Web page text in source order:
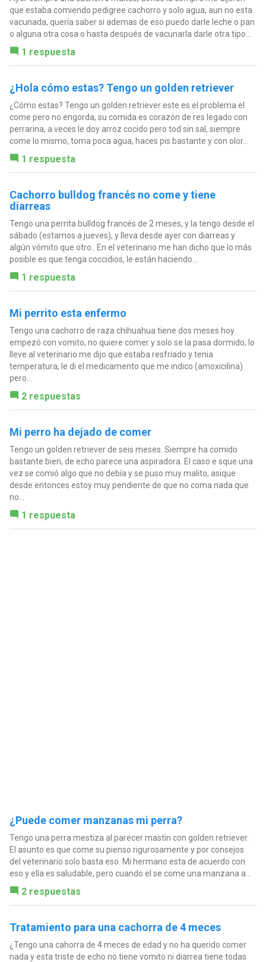
que estaba comiendo pedigree cachorro y solo agua, aun no esta
vacunada, quería saber si ademas de eso puedo darle leche o pan
o alguna otra cosa o hasta después de vacunarla darle otra tipo...
1 respuesta
¿Hola cómo estas? Tengo un golden retriever
¿Cómo estas? Tengo un golden retriever este es el problema el
come pero no engorda, su comida es corazón de res legado con
perrarina, a veces le doy arroz cocido pero tod sin sal, siempre
come lo mismo, toma poca agua, haces pis bastante y con olor...
1 respuesta
Cachorro bulldog francés no come y tiene
diarreas
Tengo una perrita bulldog francés de 2 meses, y la tengo desde el
sábado (estamos a jueves), y lleva desde ayer con diarreas y
algún vómito que otro.. En el veterinario me han dicho que lo más
posible es que tenga coccidios, le están haciendo...
1 respuesta
Mi perrito esta enfermo
Tengo una cachorro de raza chihuahua tiene dos meses hoy
empezó con vomito, no quiere comer y solo se la pasa dormido, lo
lleve al veterinario me dijo que estaba resfriado y tenia
temperatura, le di el medicamento que me indico (amoxicilina)
pero...
2 respuestas
Mi perro ha dejado de comer
Tengo un golden retriever de seis meses. Siempre ha comido
bastante bien, de echo parece una aspiradora. El caso e sque una
vez se comió algo que no debía y se puso muy malito, asique
desde entonces estoy muy pendiente de que no coma nada que
no...
1 respuesta
¿Puede comer manzanas mi perra?
Tengo una perra mestiza al parecer mastín con golden retriever.
El asunto es que come su pienso rigurosamente y por consejos
del veterinario solo basta eso. Mi hermano esta de acuerdo con
eso y ella es saludable, pero cuando el se come una manzana a...
2 respuestas
Tratamiento para una cachorra de 4 meces
¿Tengo una cahorra de 4 meces de edad y no ha querido comer
nada y esta triste de echo no tiene vomito ni diarrea tiene todas